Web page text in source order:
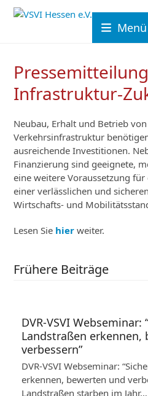
Skip
Menü
Infrastruktur-
Neubau, Erhalt und Betrieb
Verkehrsinfrastruktur
ausreichende Investitionen.
Finanzierung sind geeignete,
eine weitere Voraussetzung
einer verlässlichen und
Wirtschafts- und
Lesen Sie hier weiter.
Frühere Beiträge
DVR-VSVI Webseminar:
Landstraßen erkennen,
verbessern”
DVR-VSVI Webseminar:
erkennen, bewerten und
Landstraßen starben im Jahr…